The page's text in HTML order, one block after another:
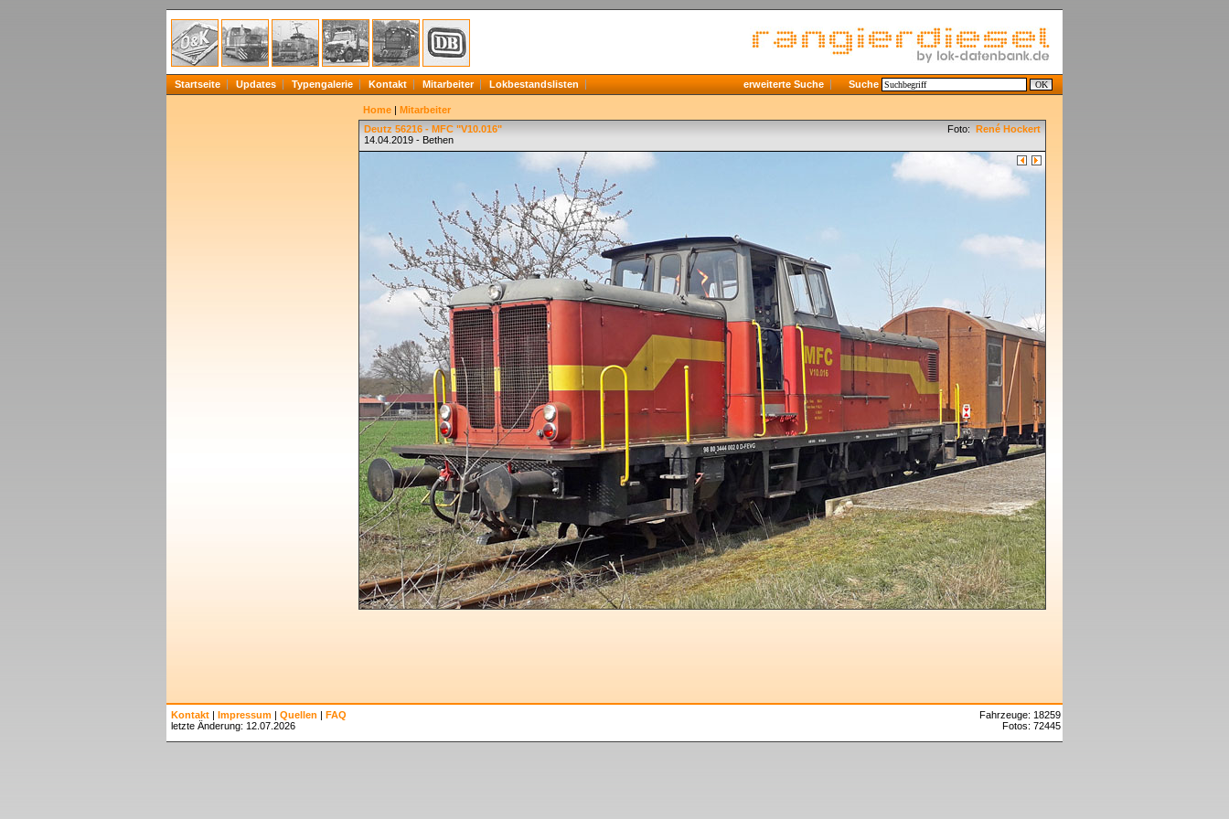
Startseite Updates Typengalerie Kontakt Mitarbeiter Lokbestandslisten erweiterte Suche Suche
Home | Mitarbeiter
Deutz 56216 - MFC "V10.016"
14.04.2019 - Bethen
Foto: René Hockert
Kontakt | Impressum | Quellen | FAQ
letzte Änderung: 12.07.2026
Fahrzeuge: 18259
Fotos: 72445